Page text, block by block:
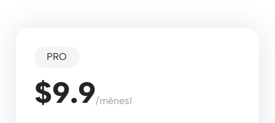
PRO
$9.9/mēnesī